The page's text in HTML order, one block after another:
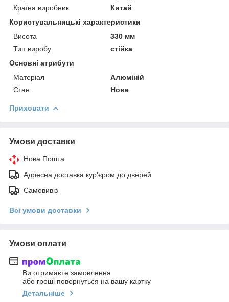
Країна виробник
Китай
Користувальницькі характеристики
Висота
330 мм
Тип виробу
стійка
Основні атрибути
Матеріал
Алюміній
Стан
Нове
Приховати
Умови доставки
Нова Пошта
Адресна доставка кур'єром до дверей
Самовивіз
Всі умови доставки
Умови оплати
Ви отримаєте замовлення
або гроші повернуться на вашу картку
Детальніше